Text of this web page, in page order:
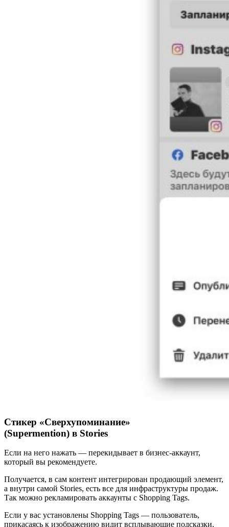
Стикер «Сверхупоминание»
(Supermention) в Stories
Если на него нажать — перекидывает в бизнес-аккаунт,
который вы рекомендуете.
Получается, в сам контент интегрирован продающий элемент,
а внутри самой Stories, есть все для инфраструктуры продаж.
Так можно рекламировать аккаунты с Shopping Tags.
Если у вас установлены Shopping Tags — пользователь,
прикасаясь к изображению видит всплывающие подсказки,